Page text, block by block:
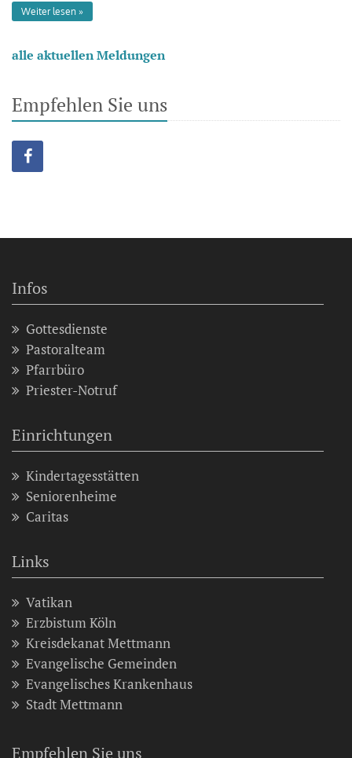
Weiter lesen
alle aktuellen Meldungen
Empfehlen Sie uns
Infos
Gottesdienste
Pastoralteam
Pfarrbüro
Priester-Notruf
Einrichtungen
Kindertagesstätten
Seniorenheime
Caritas
Links
Vatikan
Erzbistum Köln
Kreisdekanat Mettmann
Evangelische Gemeinden
Evangelisches Krankenhaus
Stadt Mettmann
Empfehlen Sie uns